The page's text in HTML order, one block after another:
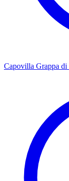
Capovilla Grappa